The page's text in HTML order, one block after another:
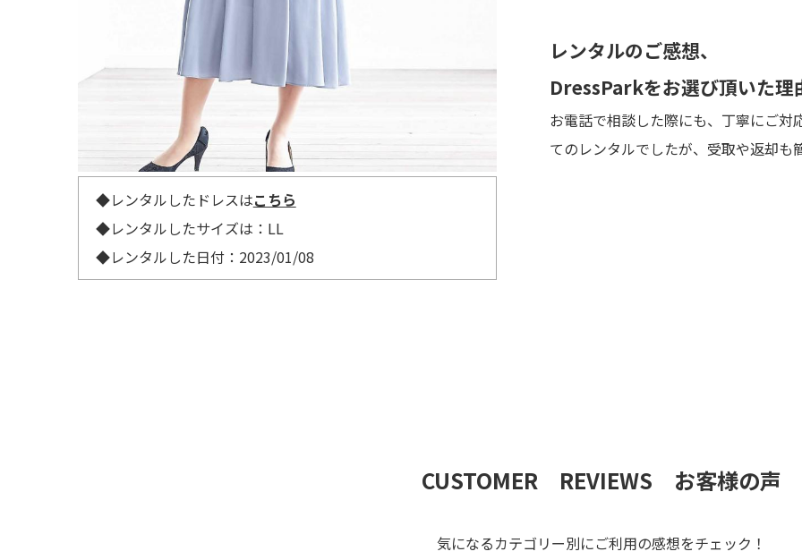
◆レンタルしたドレスはこちら
◆レンタルしたサイズは：LL
◆レンタルした日付：2023/01/08
レンタルのご感想、
DressParkをお選び頂いた理
お電話で相談した際にも、丁寧にご
てのレンタルでしたが、受取や返却も
CUSTOMER REVIEWS お客様の声
気になるカテゴリー別にご利用の感想をチェック！